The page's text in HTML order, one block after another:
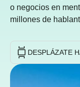
o negocios en
millones de
DESPLÁZATE